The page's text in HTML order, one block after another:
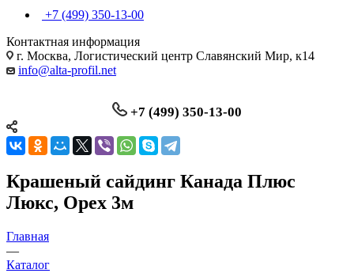
+7 (499) 350-13-00
Контактная информация
г. Москва, Логистический центр Славянский Мир, к14
info@alta-profil.net
+7 (499) 350-13-00
Крашеный сайдинг Канада Плюс
Люкс, Орех 3м
Главная
—
Каталог